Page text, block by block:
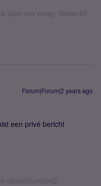
daar om vraag. Bedankt!
Forum|Forum|2 years ago
een privé bericht
dicteerfunctie😉